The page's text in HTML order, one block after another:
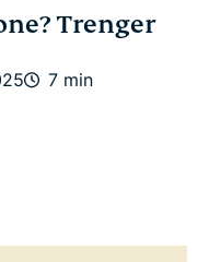
iPhone?
på iPhone
Trenger
7 min